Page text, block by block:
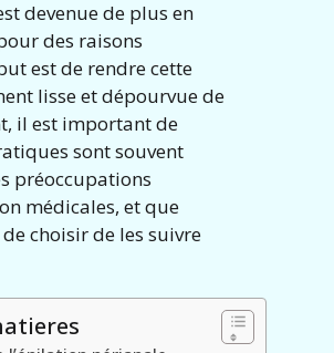
devenue de plus en
des raisons
est de rendre cette
lisse et dépourvue de
il est important de
sont souvent
préoccupations
médicales, et que
choisir de les suivre